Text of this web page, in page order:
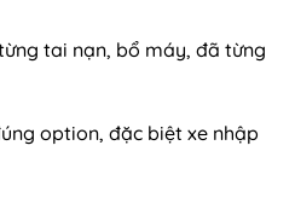
tai nạn, bổ máy, đã từng
option, đặc biệt xe nhập